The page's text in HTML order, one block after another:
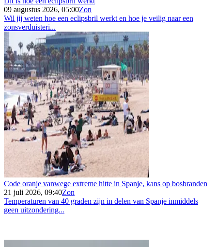
09 augustus 2026, 05:00Zon
Wil jij weten hoe een eclipsbril werkt en hoe je veilig naar een
zonsverduisteri...
Code oranje vanwege extreme hitte in Spanje, kans op bosbranden
21 juli 2026, 09:40Zon
Temperaturen van 40 graden zijn in delen van Spanje inmiddels
geen uitzondering...